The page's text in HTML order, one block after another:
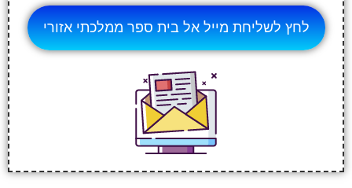
לחץ לשליחת מייל אל בית ספר ממלכתי אזורי